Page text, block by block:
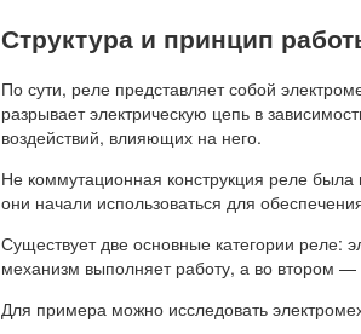
Структура и принцип
По сути, реле представляет собой
разрывает электрическую цепь в
воздействий, влияющих на него.
Не коммутационная конструкция реле
они начали использоваться для
Существует две основные категории реле:
механизм выполняет работу, а во втором
Для примера можно исследовать